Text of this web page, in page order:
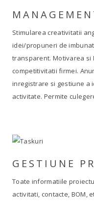
Stimularea creativitatii
idei/propuneri de
transparent. Motivarea si
competitivitatii firmei.
inregistrare si gestiune a
activitate. Permite
GESTIUNE
Toate informatiile
activitati, contacte, BOM,